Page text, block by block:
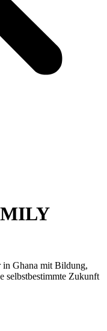
Ghana mit Bildung,
selbstbestimmte Zukunft